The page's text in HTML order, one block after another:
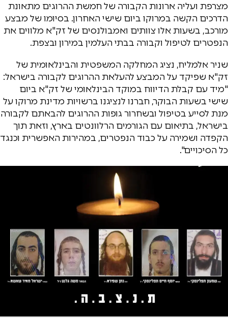
מצרפת ועליה ארונות הקבורה של חמשת ההרוגים מתאונת
הדרכים הקשה במרוקו ביום שישי האחרון. בסיומו של מבצע
מורכב, בשעות אלו צוותים ואמבולנסים של זק"א מלווים את
הנפטרים לטיפול וקבורה בבתי העלמין במירון ובצפת.
שניר אלמליח, נציג המחלקה המשפטית והבינלאומית של
זק"א שפיקד על המבצע להעלאת ההרוגים לקבורה בישראל:
"מיד עם קבלת הדיווח במוקד הבינלאומי של זק"א ביום
שישי בשעות הבוקר, חברנו לנציגנו ברשויות מדינת מרוקו על
מנת לסייע בטיפול ובשחרור גופות ההרוגים להבאתם לקבורה
בישראל, בתיאום עם הגורמים הרלוונטים בארץ, וזאת תוך
הקפדה ושמירה על כבוד הנפטרים, במהירות האפשרית וכנגד
כל הסיכויים".